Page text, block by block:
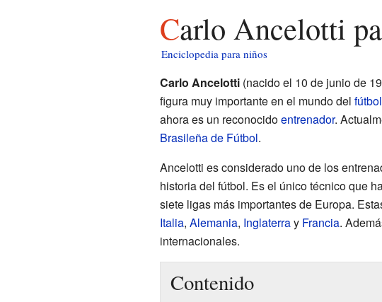
Carlo Ancelotti
Enciclopedia para niños
Carlo Ancelotti(nacido el 10 de junio de
figura muy importante en el mundo del fútbol
ahora es un reconocidoentrenador.
Brasileña de Fútbol.
Ancelotti es considerado uno de los
historia del fútbol. Es el único técnico que
siete ligas más importantes de Europa.
Italia, Alemania, Inglaterray Francia.
internacionales.
Contenido